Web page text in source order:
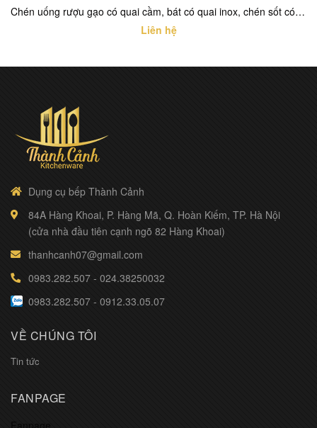
Chén uống rượu gạo có quai cầm, bát có quai inox, chén sốt có quai INOX TRẮNG
Liên hệ
Dụng cụ bếp Thành Cảnh
84A Hàng Khoai, P. Hàng Mã, Q. Hoàn Kiếm, TP. Hà Nội
(cửa nhà đầu tiên cạnh ngõ 82 Hàng Khoai)
thanhcanh07@gmail.com
0983.282.507 - 024.38250032
0983.282.507 - 0912.33.05.07
VỀ CHÚNG TÔI
Tin tức
FANPAGE